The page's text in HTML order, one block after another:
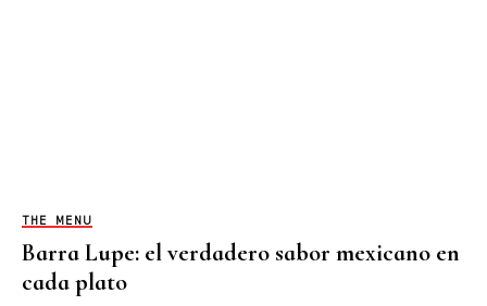
THE MENU
Barra Lupe: el verdadero sabor mexicano en
cada plato